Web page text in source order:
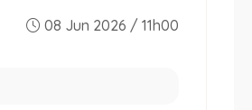
08 Jun 2026 / 11h00